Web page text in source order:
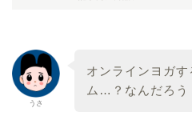
うさ
オンラインヨガ
ム…？なんだろう